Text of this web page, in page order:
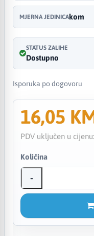
MJERNA JEDINICAkom
STATUS ZALIHE
Dostupno
Isporuka po dogovoru
16,05
PDV uključen u cijenu:
Količina
-